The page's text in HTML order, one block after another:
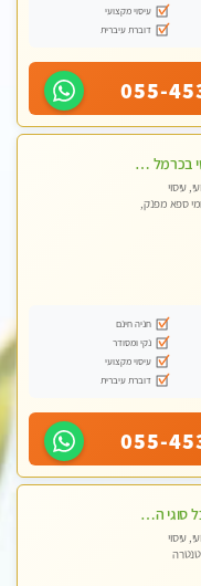
עיסוי מקצועי
דוברת עיברית
055-
חדש יוקרתי ופרטי בכרמל – חיפה! פנקו את עצמכם ברוגע פינוק וחוויה בלתי נשכחת ללא מין !!
עיסוי
ספא מפנק,
חניה חינם
נקי ומסודר
עיסוי מקצועי
דוברת עיברית
055-
קליניקה פרטית כל סוגי העיסוי מעסה מיוחדת בקליניקה פרטית טל- 054-4840029
עיסוי
טנטרה